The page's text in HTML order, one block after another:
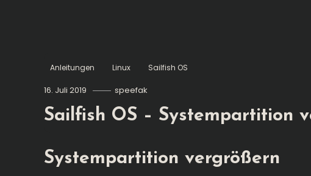
Anleitungen Linux Sailfish OS
16. Juli 2019 speefak
Sailfish OS – Systempartition
Systempartition vergrößern